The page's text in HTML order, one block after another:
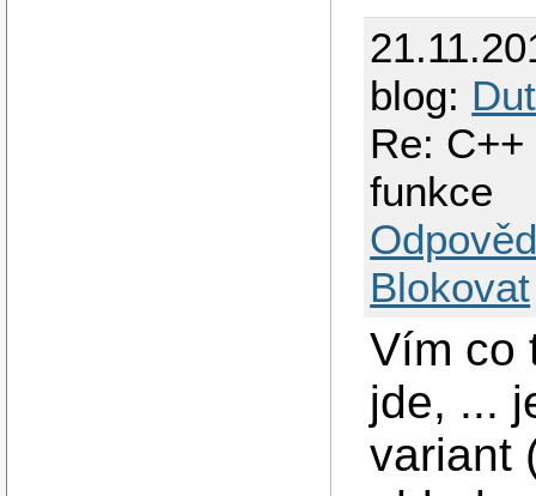
blog:
Re:
funkce
Blokovat
Vím co
jde, ...
variant